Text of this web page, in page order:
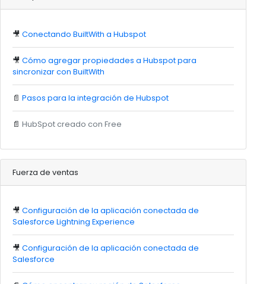
🎥 Conectando BuiltWith a Hubspot
🎥 Cómo agregar propiedades a Hubspot para
sincronizar con BuiltWith
📄 Pasos para la integración de Hubspot
📄 HubSpot creado con Free
Fuerza de ventas
🎥 Configuración de la aplicación conectada de
Salesforce Lightning Experience
🎥 Configuración de la aplicación conectada de
Salesforce